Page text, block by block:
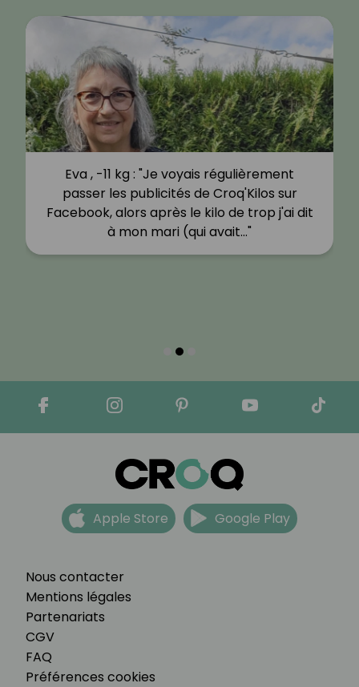
Eva , -11 kg : "Je voyais régulièrement
passer les publicités de Croq'Kilos sur
Facebook, alors après le kilo de trop j'ai dit
à mon mari (qui avait…"
Nous contacter
Mentions légales
Partenariats
CGV
FAQ
Préférences cookies
Apple Store Google Play